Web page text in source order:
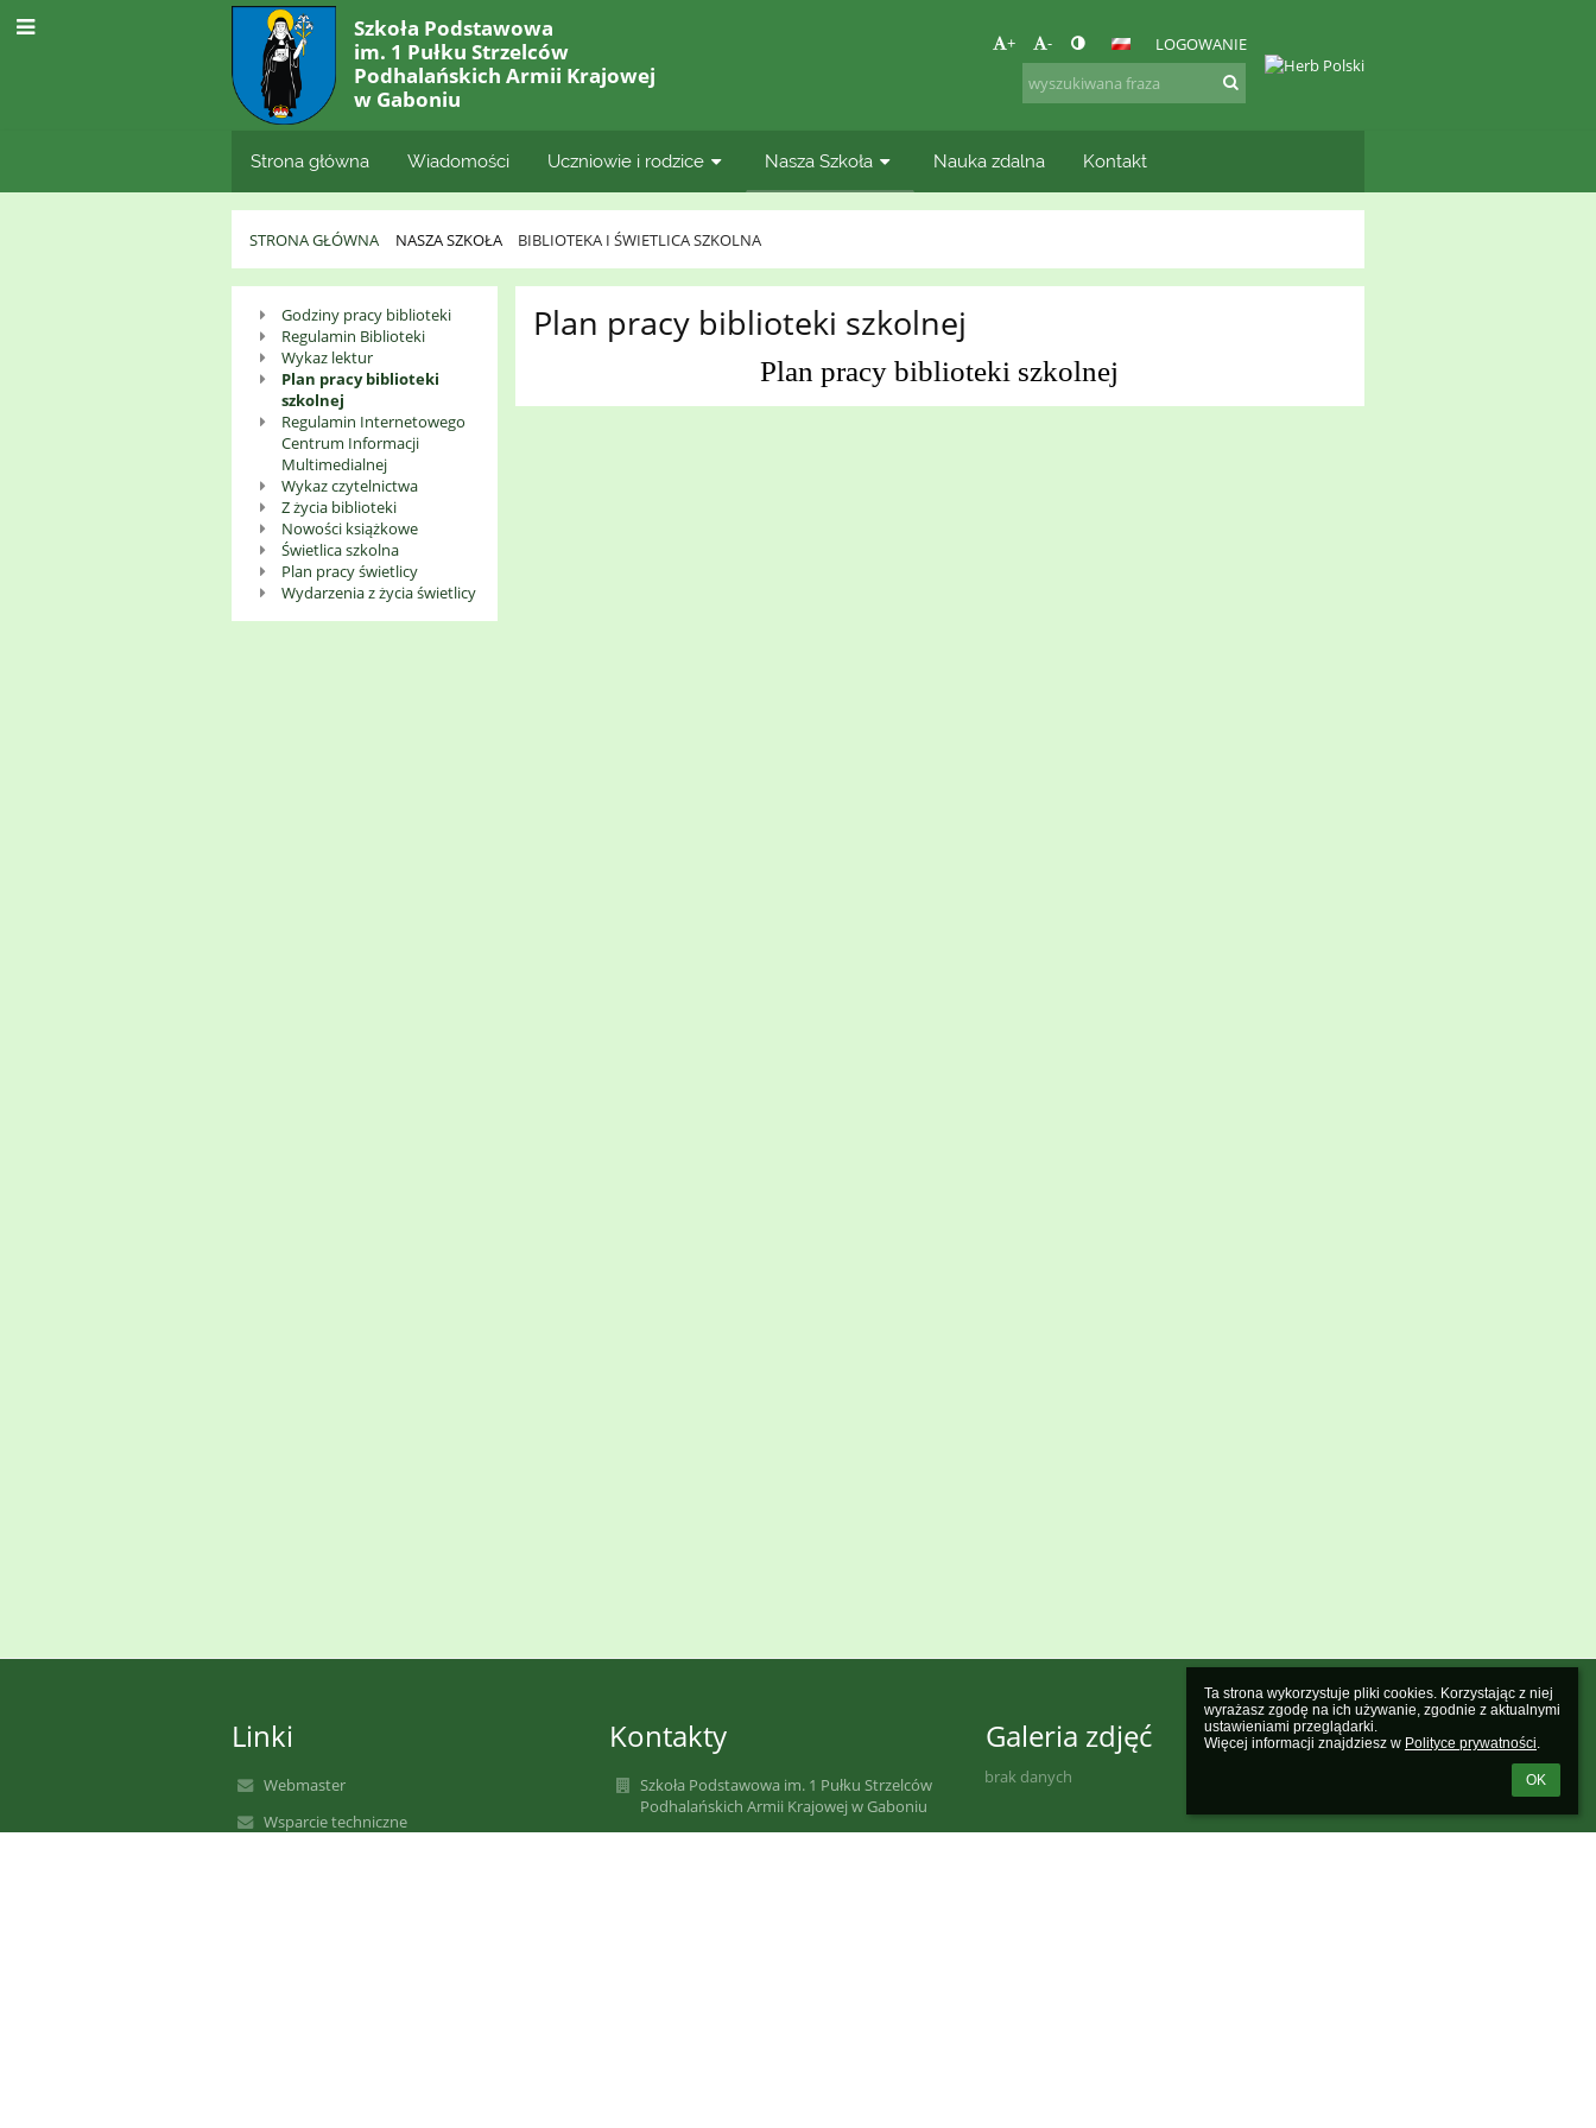
Ta strona wykorzystuje pliki cookies. Korzystając z niej
wyrażasz zgodę na ich używanie, zgodnie z aktualnymi
ustawieniami przeglądarki.
Więcej informacji znajdziesz w Polityce prywatności.
OK
Szkoła Podstawowa
im. 1 Pułku Strzelców
Podhalańskich Armii Krajowej
w Gaboniu
+ - LOGOWANIE
Strona główna Wiadomości Uczniowie i rodzice Nasza Szkoła Nauka zdalna Kontakt
STRONA GŁÓWNA NASZA SZKOŁA BIBLIOTEKA I ŚWIETLICA SZKOLNA
Biblioteka
świetlica
szkolna
Godziny pracy biblioteki
Regulamin Biblioteki
Wykaz lektur
Plan pracy biblioteki
szkolnej
Regulamin Internetowego
Centrum Informacji
Multimedialnej
Wykaz czytelnictwa
Z życia biblioteki
Nowości książkowe
Świetlica szkolna
Plan pracy świetlicy
Wydarzenia z życia świetlicy
Plan pracy biblioteki szkolnej
Plan pracy biblioteki szkolnej
Linki
Webmaster
Wsparcie techniczne
Kontakty
Szkoła Podstawowa im. 1 Pułku Strzelców
Podhalańskich Armii Krajowej w Gaboniu
Galeria zdjęć
brak danych